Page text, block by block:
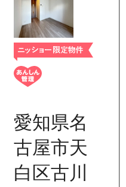
愛知県名
古屋市天
白区古川